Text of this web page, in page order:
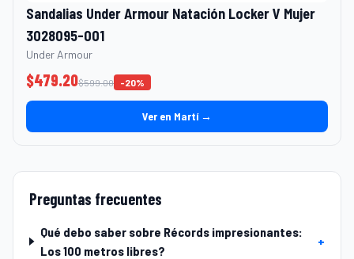
Sandalias Under Armour Natación Locker V Mujer
3028095-001
Under Armour
$479.20$599.00 -20%
Ver en Martí →
Preguntas frecuentes
Qué debo saber sobre Récords impresionantes:
Los 100 metros libres?
+